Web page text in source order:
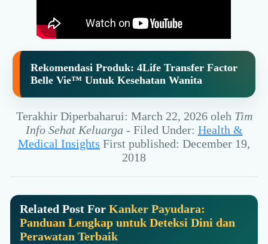
Rekomendasi Produk:4Life Transfer Factor
Belle Vie™ Untuk Kesehatan Wanita
Terakhir Diperbaharui: March 22, 2026oleh Tim
Info Sehat Keluarga- Filed Under: Health &
Medical Insights First published: December 19,
2018
Related Post For Kanker Payudara:
Panduan Lengkap untuk Deteksi Dini dan
Perawatan Terbaik